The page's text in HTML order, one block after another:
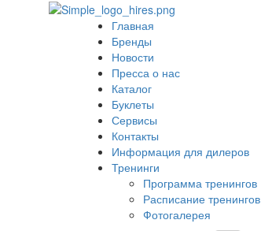
Главная
Бренды
Новости
Пресса о нас
Каталог
Буклеты
Сервисы
Контакты
Информация для дилеров
Тренинги
Программа тренингов
Расписание тренингов
Фотогалерея